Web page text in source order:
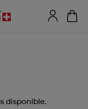
disponible.